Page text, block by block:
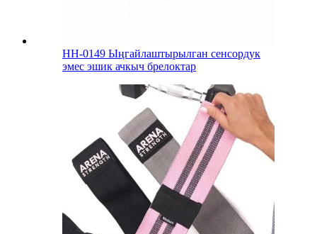
HH-0149 Ыңгайлаштырылган сенсордук
эмес эшик ачкыч брелоктар